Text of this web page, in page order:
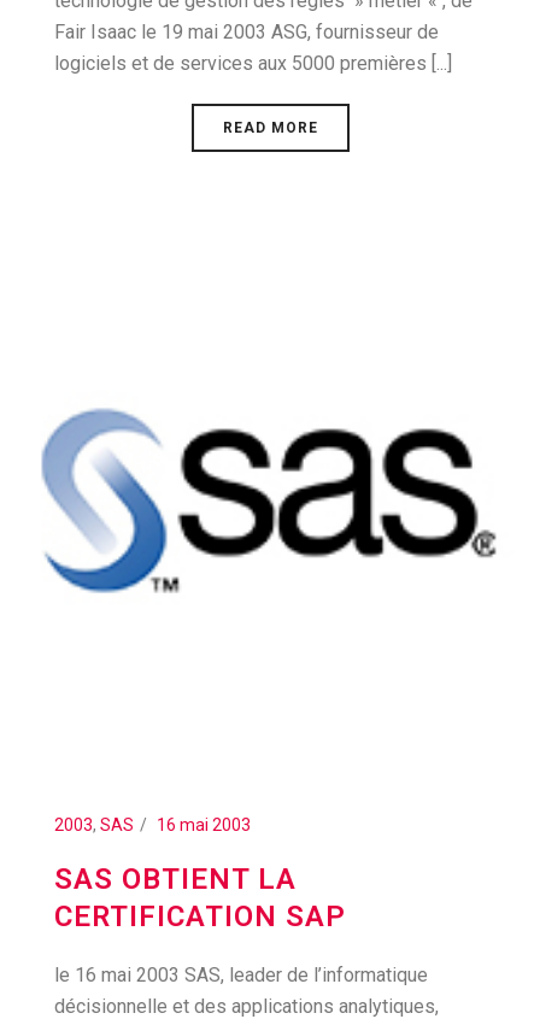
Fair Isaac le 19 mai 2003 ASG, fournisseur de
logiciels et de services aux 5000 premières [...]
READ MORE
2003, SAS 16 mai 2003
SAS OBTIENT LA
CERTIFICATION SAP
le 16 mai 2003 SAS, leader de l’informatique
décisionnelle et des applications analytiques,